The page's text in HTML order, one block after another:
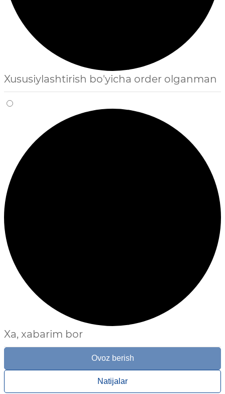
Xususiylashtirish bo'yicha order olganman
Xa, xabarim bor
Ovoz berish
Natijalar